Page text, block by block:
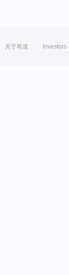
关于有道 Investors